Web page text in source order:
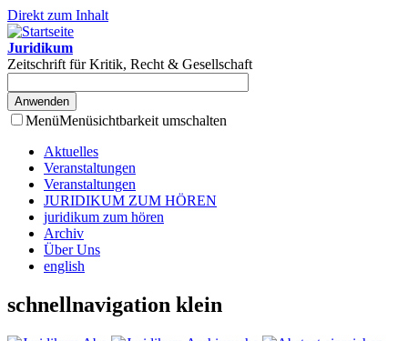
Direkt zum Inhalt
Juridikum
Zeitschrift für Kritik, Recht & Gesellschaft
MenüMenüsichtbarkeit umschalten
Aktuelles
Veranstaltungen
Veranstaltungen
JURIDIKUM ZUM HÖREN
juridikum zum hören
Archiv
Über Uns
english
schnellnavigation klein